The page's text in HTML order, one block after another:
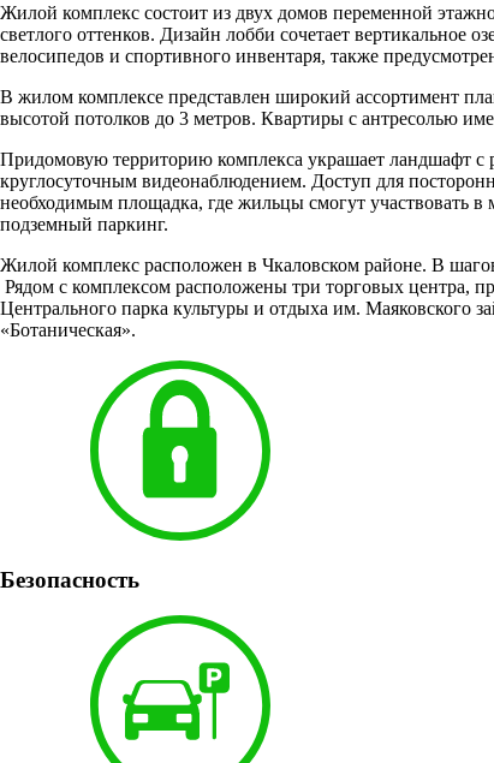
Жилой комплекс состоит из двух домов переменной
светлого оттенков. Дизайн лобби сочетает вертикальное
велосипедов и спортивного инвентаря, также
В жилом комплексе представлен широкий ассортимент
высотой потолков до 3 метров. Квартиры с антресолью
Придомовую территорию комплекса украшает ландшафт с
круглосуточным видеонаблюдением. Доступ для
необходимым площадка, где жильцы смогут участвовать в
подземный паркинг.
Жилой комплекс расположен в Чкаловском районе. В
Рядом с комплексом расположены три торговых центра,
Центрального парка культуры и отдыха им. Маяковского
«Ботаническая».
Безопасность